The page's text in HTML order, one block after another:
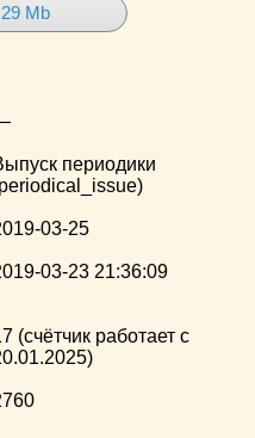
Mb
периодики
03-25
03-23 21:36:09
(счётчик работает с